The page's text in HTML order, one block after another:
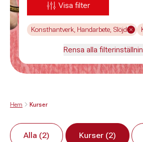
Visa filter
Konsthantverk, Handarbete, Slöjd
Rensa alla
Hem Kurser
Alla (2) Kurser (2)